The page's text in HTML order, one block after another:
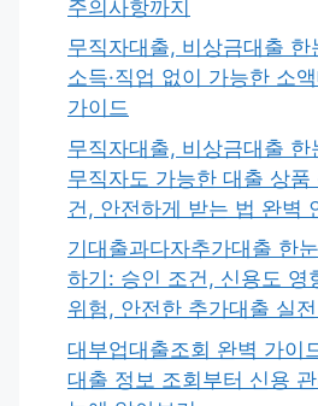
주의사항까지
무직자대출, 비상금대출 한
소득·직업 없이 가능한 소
가이드
무직자대출, 비상금대출 한
무직자도 가능한 대출 상품
건, 안전하게 받는 법 완벽
기대출과다자추가대출 한
하기: 승인 조건, 신용도 영
위험, 안전한 추가대출 실
대부업대출조회 완벽 가이
대출 정보 조회부터 신용